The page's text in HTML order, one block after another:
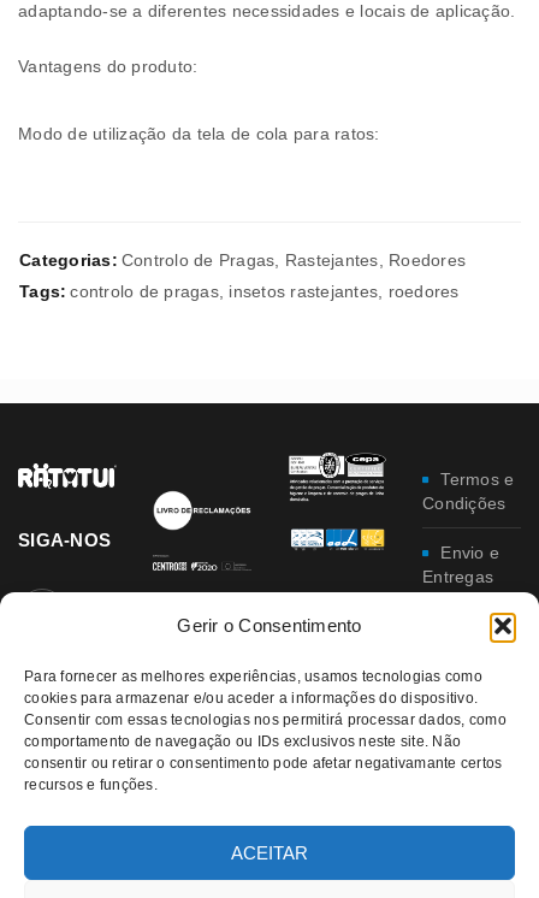
Gerir o Consentimento
Para fornecer as melhores experiências, usamos tecnologias como
cookies para armazenar e/ou aceder a informações do dispositivo.
Consentir com essas tecnologias nos permitirá processar dados, como
comportamento de navegação ou IDs exclusivos neste site. Não
consentir ou retirar o consentimento pode afetar negativamante certos
recursos e funções.
ACEITAR
adaptando-se a diferentes necessidades e locais de aplicação.
Vantagens do produto:
Modo de utilização da tela de cola para ratos:
Categorias: Controlo de Pragas, Rastejantes, Roedores
Tags: controlo de pragas, insetos rastejantes, roedores
SIGA-NOS
Termos e
Condições
Envio e
Entregas
Trocas e
Política
de
Privacidade
da